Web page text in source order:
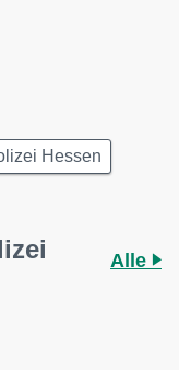
Hessen
Alle